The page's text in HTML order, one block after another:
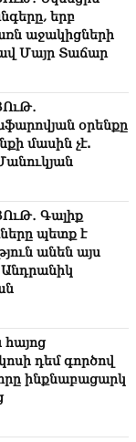
երբ
աջակիցների
Մայր Տաճար
օրենքը
մասին չէ.
Գալիք
պետք է
անեն այս
Անդրանիկ
հայոց
դեմ գործով
ինքնաբացարկ